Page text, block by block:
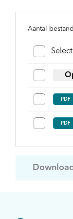
Aantal
PDF
PDF